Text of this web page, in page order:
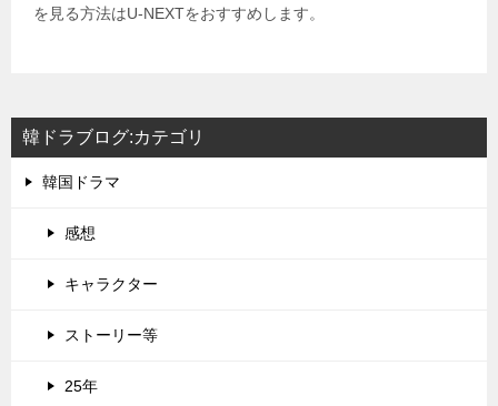
を見る方法はU-NEXTをおすすめします。
韓ドラブログ:カテゴリ
韓国ドラマ
感想
キャラクター
ストーリー等
25年